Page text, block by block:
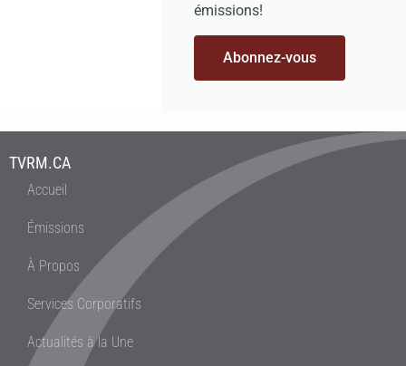
émissions!
Abonnez-vous
TVRM.CA
Accueil
Émissions
À Propos
Services Corporatifs
Actualités à la Une